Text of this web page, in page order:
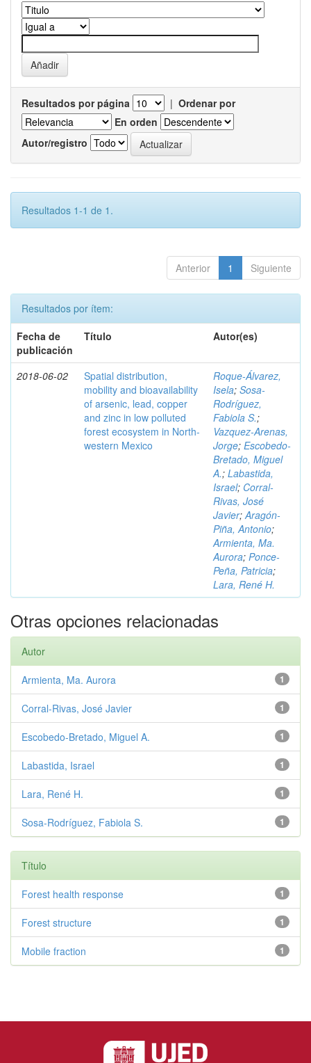
Resultados por página | Ordenar por
En orden
Autor/registro
Resultados 1-1 de 1.
Anterior 1 Siguiente
Resultados por ítem:
Fecha de
publicación
Título Autor(es)
2018-06-02
Spatial distribution,
mobility and bioavailability
of arsenic, lead, copper
and zinc in low polluted
forest ecosystem in North-
western Mexico
Roque-Álvarez,
Isela; Sosa-
Rodríguez,
Fabiola S.;
Vazquez-Arenas,
Jorge; Escobedo-
Bretado, Miguel
A.; Labastida,
Israel; Corral-
Rivas, José
Javier;Aragón-
Piña, Antonio;
Armienta, Ma.
Aurora; Ponce-
Peña, Patricia;
Lara, René H.
Otras opciones relacionadas
Autor
1
Armienta, Ma. Aurora
1
Corral-Rivas, José Javier
1
Escobedo-Bretado, Miguel A.
1
Labastida, Israel
1
Lara, René H.
1
Sosa-Rodríguez, Fabiola S.
Título
1
Forest health response
1
Forest structure
1
Mobile fraction